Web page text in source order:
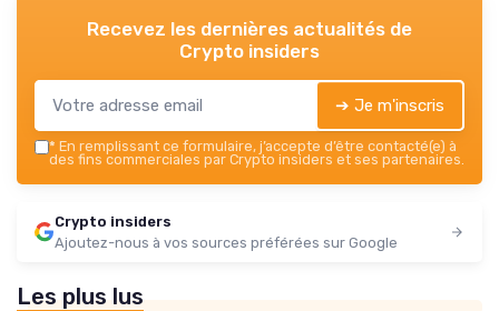
Recevez les dernières actualités de
Crypto insiders
➔ Je m'inscris
* En remplissant ce formulaire, j’accepte d’être contacté(e) à
des fins commerciales par Crypto insiders et ses partenaires.
Crypto insiders
Ajoutez-nous à vos sources préférées sur Google
Les plus lus